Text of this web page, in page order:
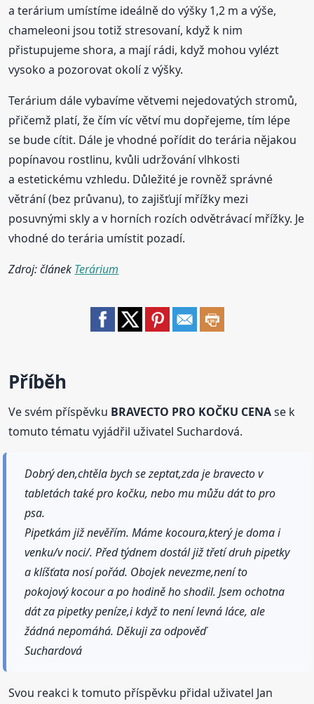
a terárium umístíme ideálně do výšky 1,2 m a výše,
chameleoni jsou totiž stresovaní, když k nim
přistupujeme shora, a mají rádi, když mohou vylézt
vysoko a pozorovat okolí z výšky.
Terárium dále vybavíme větvemi nejedovatých stromů,
přičemž platí, že čím víc větví mu dopřejeme, tím lépe
se bude cítit. Dále je vhodné pořídit do terária nějakou
popínavou rostlinu, kvůli udržování vlhkosti
a estetickému vzhledu. Důležité je rovněž správné
větrání (bez průvanu), to zajišťují mřížky mezi
posuvnými skly a v horních rozích odvětrávací mřížky. Je
vhodné do terária umístit pozadí.
Zdroj: článek Terárium
Příběh
Ve svém příspěvku BRAVECTO PRO KOČKU CENAse k
tomuto tématu vyjádřil uživatel Suchardová.
Dobrý den,chtěla bych se zeptat,zda je bravecto v
tabletách také pro kočku, nebo mu můžu dát to pro
psa.
Pipetkám již nevěřím. Máme kocoura,který je doma i
venku/v noci/. Před týdnem dostál již třetí druh pipetky
a klíšťata nosí pořád. Obojek nevezme,není to
pokojový kocour a po hodině ho shodil. Jsem ochotna
dát za pipetky peníze,i když to není levná láce, ale
žádná nepomáhá. Děkuji za odpověď
Suchardová
Svou reakci k tomuto příspěvku přidal uživatel Jan